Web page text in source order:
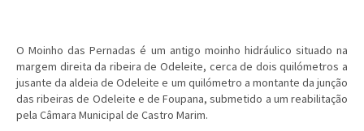
O Moinho das Pernadas é um antigo moinho hidráulico situado na
margem direita da ribeira de Odeleite, cerca de dois quilómetros a
jusante da aldeia de Odeleite e um quilómetro a montante da junção
das ribeiras de Odeleite e de Foupana, submetido a um reabilitação
pela Câmara Municipal de Castro Marim.